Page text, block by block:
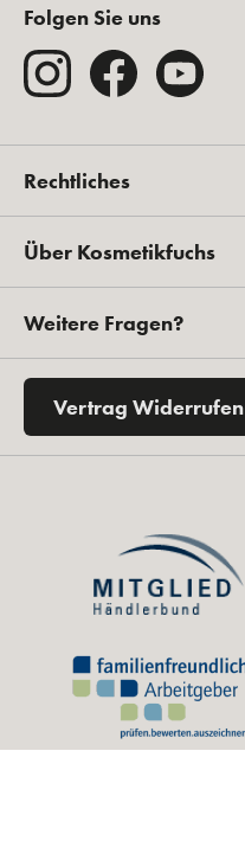
Folgen Sie uns
Rechtliches
Über Kosmetikfuchs
Weitere Fragen?
Vertrag Widerrufen